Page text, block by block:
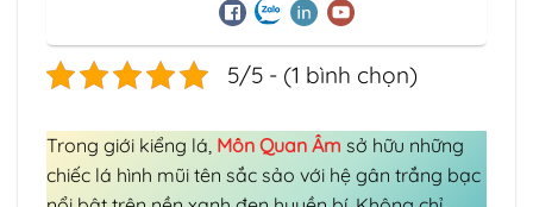
5/5 - (1 bình chọn)
Trong giới kiểng lá, Môn Quan Âm sở hữu những
chiếc lá hình mũi tên sắc sảo với hệ gân trắng bạc